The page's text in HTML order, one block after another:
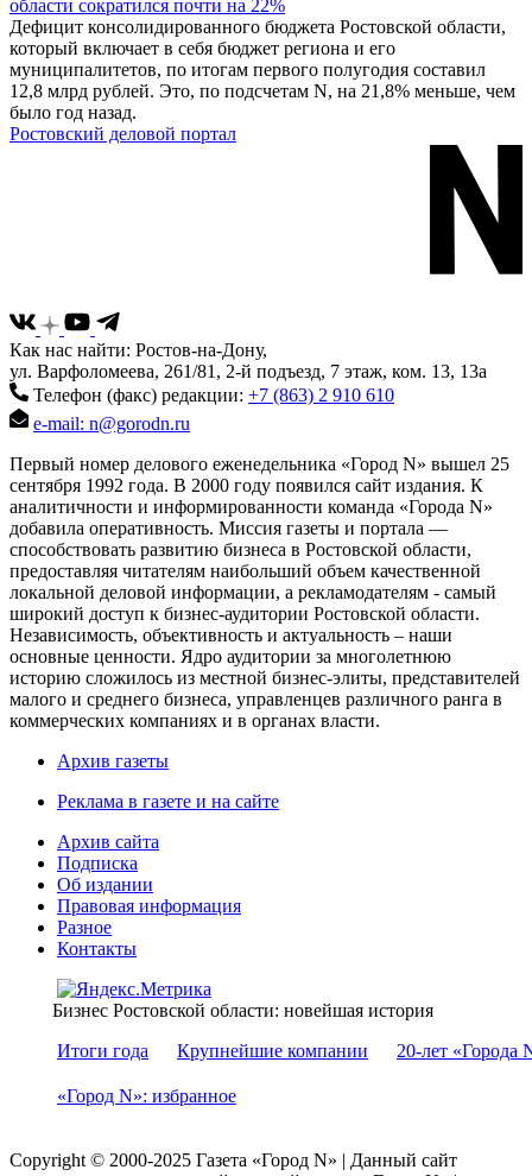
области сократился почти на 22%
Дефицит консолидированного бюджета Ростовской области,
который включает в себя бюджет региона и его
муниципалитетов, по итогам первого полугодия составил
12,8 млрд рублей. Это, по подсчетам N, на 21,8% меньше, чем
было год назад.
Ростовский деловой портал
Как нас найти: Ростов-на-Дону,
ул. Варфоломеева, 261/81, 2-й подъезд, 7 этаж, ком. 13, 13а
Телефон (факс) редакции: +7 (863) 2 910 610
e-mail: n@gorodn.ru
Первый номер делового еженедельника «Город N» вышел 25
сентября 1992 года. В 2000 году появился сайт издания. К
аналитичности и информированности команда «Города N»
добавила оперативность. Миссия газеты и портала —
способствовать развитию бизнеса в Ростовской области,
предоставляя читателям наибольший объем качественной
локальной деловой информации, а рекламодателям - самый
широкий доступ к бизнес-аудитории Ростовской области.
Независимость, объективность и актуальность – наши
основные ценности. Ядро аудитории за многолетнюю
историю сложилось из местной бизнес-элиты, представителей
малого и среднего бизнеса, управленцев различного ранга в
коммерческих компаниях и в органах власти.
Архив газеты
Реклама в газете и на сайте
Архив сайта
Подписка
Об издании
Правовая информация
Разное
Контакты
Бизнес Ростовской области: новейшая история
Итоги года
Крупнейшие компании 20-лет «Города
«Город N»: избранное
Copyright © 2000-2025 Газета «Город N» | Данный сайт